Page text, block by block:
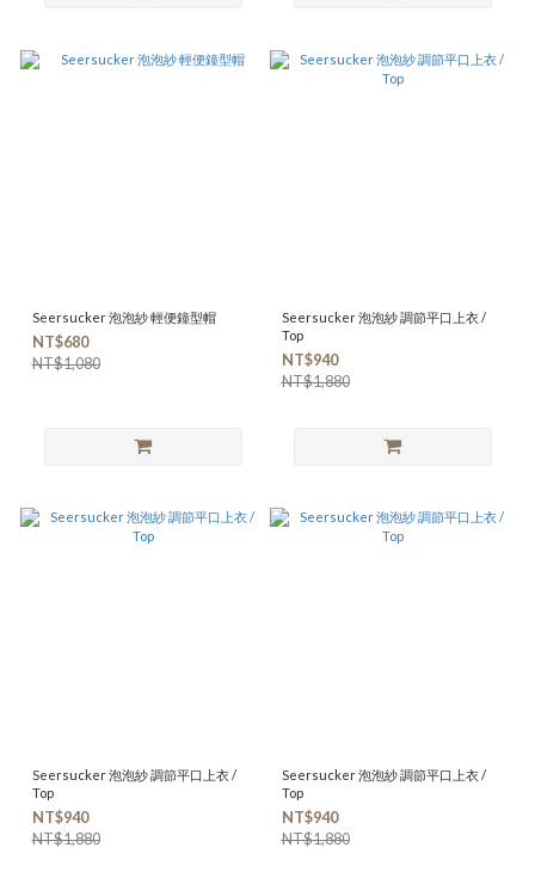
Seersucker 泡泡紗 輕便鐘型帽
NT$680
NT$1,080
Seersucker 泡泡紗 調節平口上衣 /
Top
NT$940
NT$1,880
Seersucker 泡泡紗 調節平口上衣 /
Top
NT$940
NT$1,880
Seersucker 泡泡紗 調節平口上衣 /
Top
NT$940
NT$1,880